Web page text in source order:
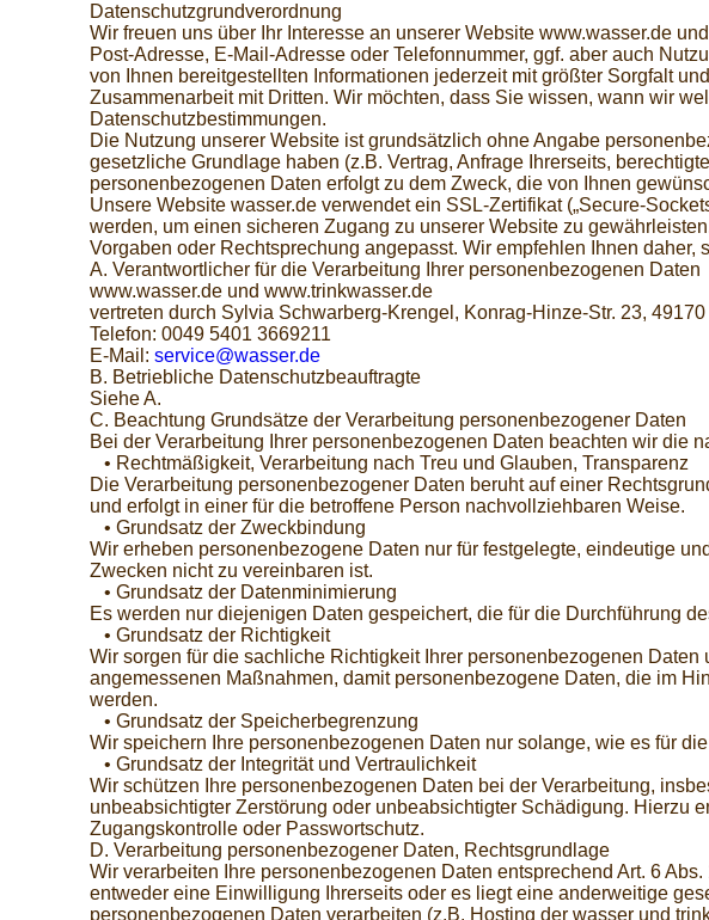
Datenschutzgrundverordnung
Wir freuen uns über Ihr Interesse an unserer Website www.wasser.de
Post-Adresse, E-Mail-Adresse oder Telefonnummer, ggf. aber auch
von Ihnen bereitgestellten Informationen jederzeit mit größter Sorgfalt
Zusammenarbeit mit Dritten. Wir möchten, dass Sie wissen, wann wir
Datenschutzbestimmungen.
Die Nutzung unserer Website ist grundsätzlich ohne Angabe
gesetzliche Grundlage haben (z.B. Vertrag, Anfrage Ihrerseits,
personenbezogenen Daten erfolgt zu dem Zweck, die von Ihnen
Unsere Website wasser.de verwendet ein SSL-Zertifikat („Secure-
werden, um einen sicheren Zugang zu unserer Website zu
Vorgaben oder Rechtsprechung angepasst. Wir empfehlen Ihnen
A. Verantwortlicher für die Verarbeitung Ihrer personenbezogenen Daten
www.wasser.de und www.trinkwasser.de
vertreten durch Sylvia Schwarberg-Krengel, Konrag-Hinze-Str. 23, 49170
Telefon: 0049 5401 3669211
E-Mail: service@wasser.de
B. Betriebliche Datenschutzbeauftragte
Siehe A.
C. Beachtung Grundsätze der Verarbeitung personenbezogener Daten
Bei der Verarbeitung Ihrer personenbezogenen Daten beachten wir die
• Rechtmäßigkeit, Verarbeitung nach Treu und Glauben, Transparenz
Die Verarbeitung personenbezogener Daten beruht auf einer
und erfolgt in einer für die betroffene Person nachvollziehbaren Weise.
• Grundsatz der Zweckbindung
Wir erheben personenbezogene Daten nur für festgelegte, eindeutige
Zwecken nicht zu vereinbaren ist.
• Grundsatz der Datenminimierung
Es werden nur diejenigen Daten gespeichert, die für die Durchführung
• Grundsatz der Richtigkeit
Wir sorgen für die sachliche Richtigkeit Ihrer personenbezogenen
angemessenen Maßnahmen, damit personenbezogene Daten, die im
werden.
• Grundsatz der Speicherbegrenzung
Wir speichern Ihre personenbezogenen Daten nur solange, wie es für
• Grundsatz der Integrität und Vertraulichkeit
Wir schützen Ihre personenbezogenen Daten bei der Verarbeitung,
unbeabsichtigter Zerstörung oder unbeabsichtigter Schädigung. Hierzu
Zugangskontrolle oder Passwortschutz.
D. Verarbeitung personenbezogener Daten, Rechtsgrundlage
Wir verarbeiten Ihre personenbezogenen Daten entsprechend Art. 6
entweder eine Einwilligung Ihrerseits oder es liegt eine anderweitige
personenbezogenen Daten verarbeiten (z.B. Hosting der wasser und